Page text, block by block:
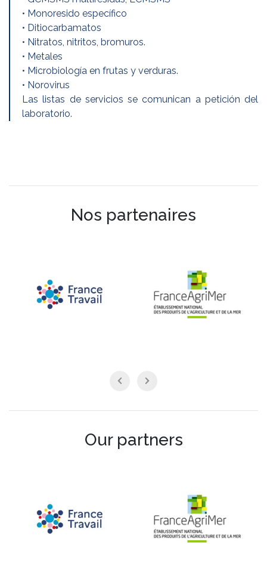
• Monoresido específico
• Ditiocarbamatos
• Nitratos, nitritos, bromuros.
• Metales
• Microbiología en frutas y verduras.
• Norovirus
Las listas de servicios se comunican a petición del
laboratorio.
Nos partenaires
Our partners